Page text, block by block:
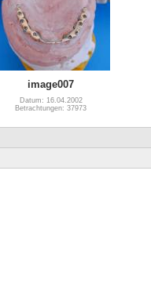
image007
Datum: 16.04.2002
Betrachtungen: 37973